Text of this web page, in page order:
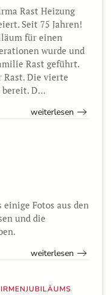
Rast Heizung
Seit 75 Jahren!
für einen
wurde und
Rast geführt.
Die vierte
bereit. D…
weiterlesen
einige Fotos aus den
und die
weiterlesen